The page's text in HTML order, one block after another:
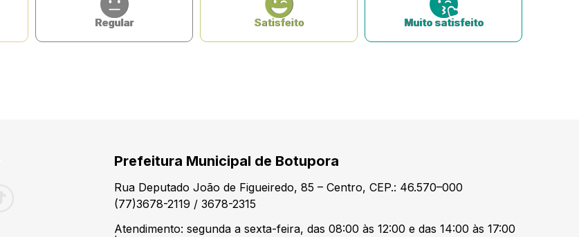
Regular Satisfeito Muito satisfeito
Prefeitura Municipal de Botupora
Rua Deputado João de Figueiredo, 85 – Centro, CEP.: 46.570–000
(77)3678-2119 / 3678-2315
Atendimento: segunda a sexta-feira, das 08:00 às 12:00 e das 14:00 às 17:00